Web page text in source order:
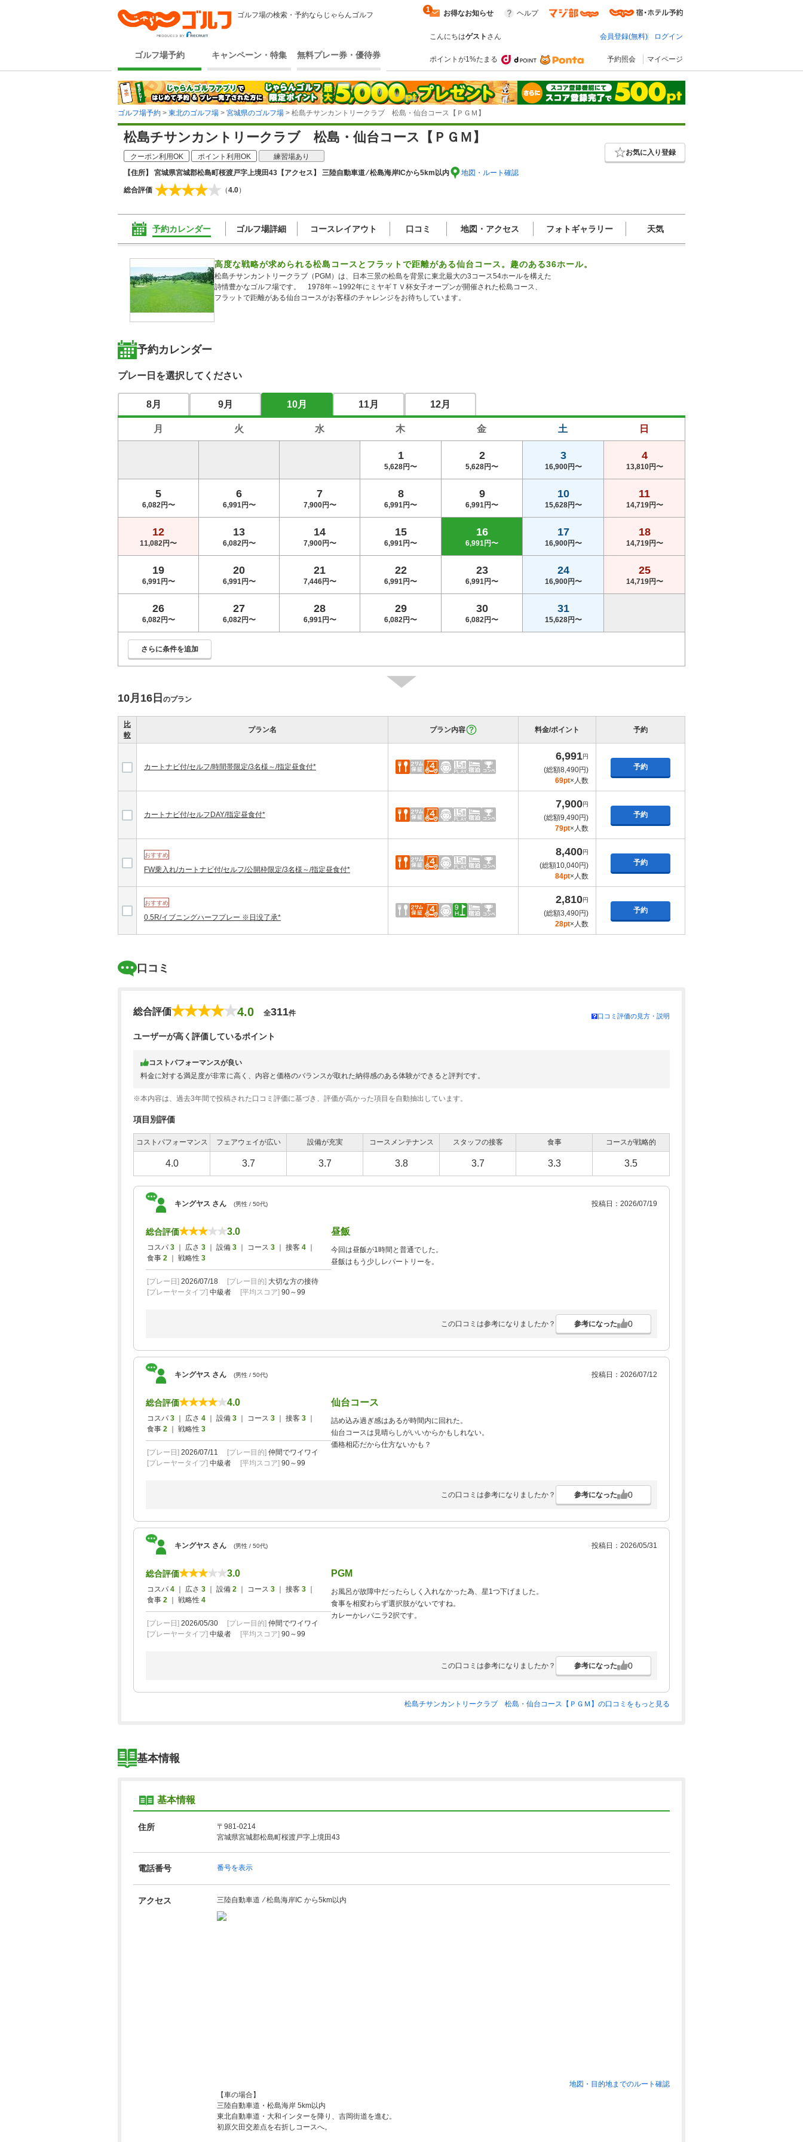
ゴルフ場の検索・予約ならじゃらんゴルフ
ゴルフ場予約 キャンペーン・特集 無料プレー券・優待券
お得なお知らせ
1 ヘルプ
こんにちはゲスト さん 会員登録(無料) ログイン
ポイントが1%たまる 予約照会 マイページ
ゴルフ場予約 > 東北のゴルフ場 > 宮城県のゴルフ場 > 松島チサンカントリークラブ 松島・仙台コース【ＰＧＭ】
松島チサンカントリークラブ 松島・仙台コース【ＰＧＭ】
クーポン利用OK ポイント利用OK 練習場あり
お気に入り登録
【住所】 宮城県宮城郡松島町桜渡戸字上境田43 【アクセス】 三陸自動車道 ⁄ 松島海岸ICから5km以内 地図・ルート確認
総合評価 （4.0）
予約カレンダー ゴルフ場詳細 コースレイアウト 口コミ 地図・アクセス フォトギャラリー 天気
高度な戦略が求められる松島コースとフラットで距離がある仙台コース。趣のある36ホール。
松島チサンカントリークラブ（PGM）は、日本三景の松島を背景に東北最大の3コース54ホールを構えた
詩情豊かなゴルフ場です。　1978年～1992年にミヤギＴＶ杯女子オープンが開催された松島コース、
フラットで距離がある仙台コースがお客様のチャレンジをお待ちしています。
予約カレンダー
プレー日を選択してください
8月 9月 10月 11月 12月
月 火 水 木 金 土 日
1
5,628円〜
2
5,628円〜
3
16,900円〜
4
13,810円〜
5
6,082円〜
6
6,991円〜
7
7,900円〜
8
6,991円〜
9
6,991円〜
10
15,628円〜
11
14,719円〜
12
11,082円〜
13
6,082円〜
14
7,900円〜
15
6,991円〜
16
6,991円〜
17
16,900円〜
18
14,719円〜
19
6,991円〜
20
6,991円〜
21
7,446円〜
22
6,991円〜
23
6,991円〜
24
16,900円〜
25
14,719円〜
26
6,082円〜
27
6,082円〜
28
6,991円〜
29
6,082円〜
30
6,082円〜
31
15,628円〜
さらに条件を追加
10月16日 のプラン
比
較
プラン名 プラン内容 料金/ポイント 予約
カートナビ付/セルフ/時間帯限定/3名様～/指定昼食付*
6,991円
(総額8,490円)
69pt×人数
予約
カートナビ付/セルフDAY/指定昼食付*
7,900円
(総額9,490円)
79pt×人数
予約
おすすめ
FW乗入れ/カートナビ付/セルフ/公開枠限定/3名様～/指定昼食付*
8,400円
(総額10,040円)
84pt×人数
予約
おすすめ
0.5R/イブニングハーフプレー ※日没了承*
2,810円
(総額3,490円)
28pt×人数
予約
口コミ
総合評価 4.0 全311件 口コミ評価の見方・説明
ユーザーが高く評価しているポイント
コストパフォーマンスが良い
料金に対する満足度が非常に高く、内容と価格のバランスが取れた納得感のある体験ができると評判です。
※本内容は、過去3年間で投稿された口コミ評価に基づき、評価が高かった項目を自動抽出しています。
項目別評価
コストパフォーマンス フェアウェイが広い 設備が充実 コースメンテナンス スタッフの接客 食事 コースが戦略的
4.0 3.7 3.7 3.8 3.7 3.3 3.5
キングヤス さん (男性 / 50代) 投稿日：2026/07/19
総合評価 3.0
コスパ 3 ｜ 広さ 3 ｜ 設備 3 ｜ コース 3 ｜ 接客 4
食事 2 ｜ 戦略性 3
[プレー日] 2026/07/18 [プレー目的] 大切な方の接待
[プレーヤータイプ] 中級者 [平均スコア] 90～99
昼飯
今回は昼飯が1時間と普通でした。
昼飯はもう少しレパートリーを。
この口コミは参考になりましたか？ 参考になった 0
キングヤス さん (男性 / 50代) 投稿日：2026/07/12
総合評価 4.0
コスパ 3 ｜ 広さ 4 ｜ 設備 3 ｜ コース 3 ｜ 接客 3
食事 2 ｜ 戦略性 3
[プレー日] 2026/07/11 [プレー目的] 仲間でワイワイ
[プレーヤータイプ] 中級者 [平均スコア] 90～99
仙台コース
詰め込み過ぎ感はあるが時間内に回れた。
仙台コースは見晴らしがいいからかもしれない。
価格相応だから仕方ないかも？
この口コミは参考になりましたか？ 参考になった 0
キングヤス さん (男性 / 50代) 投稿日：2026/05/31
総合評価 3.0
コスパ 4 ｜ 広さ 3 ｜ 設備 2 ｜ コース 3 ｜ 接客 3
食事 2 ｜ 戦略性 4
[プレー日] 2026/05/30 [プレー目的] 仲間でワイワイ
[プレーヤータイプ] 中級者 [平均スコア] 90～99
PGM
お風呂が故障中だったらしく入れなかった為、星1つ下げました。
食事を相変わらず選択肢がないですね。
カレーかレバニラ2択です。
この口コミは参考になりましたか？ 参考になった 0
松島チサンカントリークラブ 松島・仙台コース【ＰＧＭ】の口コミをもっと見る
基本情報
基本情報
住所
〒981-0214
宮城県宮城郡松島町桜渡戸字上境田43
電話番号 番号を表示
アクセス 三陸自動車道 ⁄ 松島海岸IC から5km以内
地図・目的地までのルート確認
【車の場合】
三陸自動車道・松島海岸 5km以内
東北自動車道・大和インターを降り、吉岡街道を進む。
初原欠田交差点を右折しコースへ。